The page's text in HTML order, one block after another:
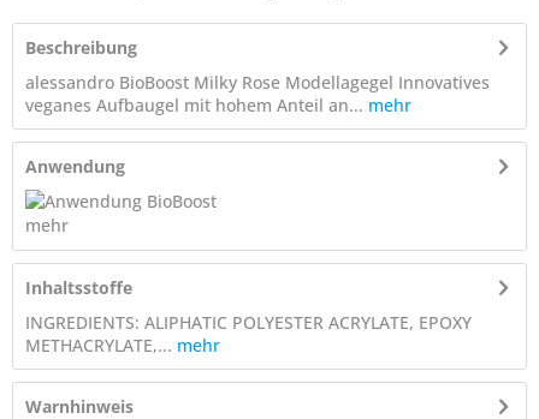
Beschreibung
alessandro BioBoost Milky Rose Modellagegel Innovatives
veganes Aufbaugel mit hohem Anteil an... mehr
Anwendung
mehr
Inhaltsstoffe
INGREDIENTS: ALIPHATIC POLYESTER ACRYLATE, EPOXY
METHACRYLATE,... mehr
Warnhinweis